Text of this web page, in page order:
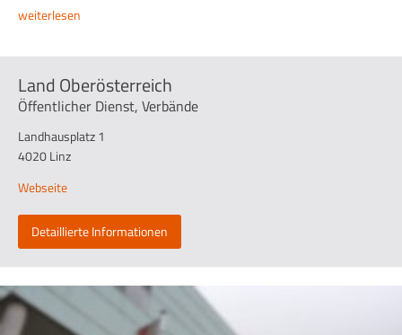
weiterlesen
Land Oberösterreich
Öffentlicher Dienst, Verbände
Landhausplatz 1
4020 Linz
Webseite
Detaillierte Informationen